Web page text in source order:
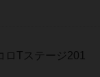
Tステージ201